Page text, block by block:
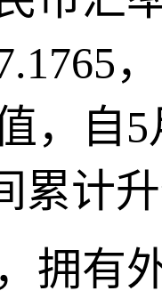
，自
累计
拥有